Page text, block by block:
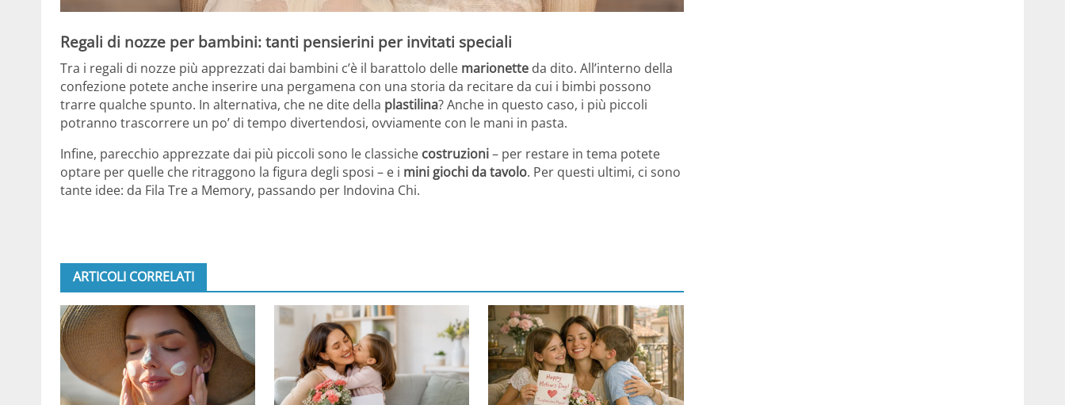
Regali di nozze per bambini: tanti pensierini per invitati speciali
Tra i regali di nozze più apprezzati dai bambini c’è il barattolo delle marionette da dito. All’interno della
confezione potete anche inserire una pergamena con una storia da recitare da cui i bimbi possono
trarre qualche spunto. In alternativa, che ne dite della plastilina? Anche in questo caso, i più piccoli
potranno trascorrere un po’ di tempo divertendosi, ovviamente con le mani in pasta.
Infine, parecchio apprezzate dai più piccoli sono le classiche costruzioni– per restare in tema potete
optare per quelle che ritraggono la figura degli sposi – e i mini giochi da tavolo. Per questi ultimi, ci sono
tante idee: da Fila Tre a Memory, passando per Indovina Chi.
ARTICOLI CORRELATI